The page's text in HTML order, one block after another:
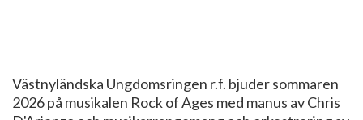
Västnyländska Ungdomsringen r.f. bjuder sommaren
2026 på musikalen Rock of Ages med manus av Chris